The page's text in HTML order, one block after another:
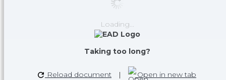
Loading...
Taking too long?
Reload document | Open in new tab